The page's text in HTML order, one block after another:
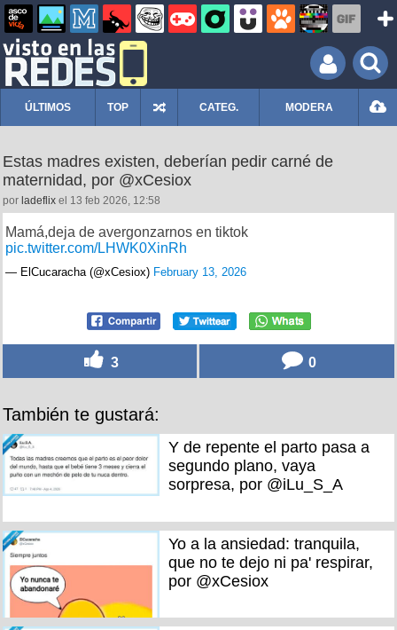
ÚLTIMOS TOP CATEG. MODERA
Estas madres existen, deberían pedir carné de
maternidad, por @xCesiox
por ladeflix el 13 feb 2026, 12:58
Mamá,deja de avergonzarnos en tiktok
pic.twitter.com/LHWK0XinRh
— ElCucaracha (@xCesiox) February 13, 2026
3 0
También te gustará:
Y de repente el parto pasa a
segundo plano, vaya
sorpresa, por @iLu_S_A
Yo a la ansiedad: tranquila,
que no te dejo ni pa' respirar,
por @xCesiox